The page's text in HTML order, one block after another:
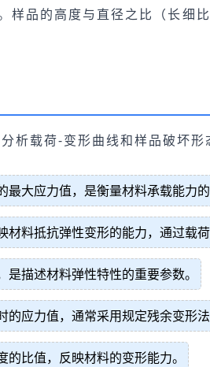
品的高度与直径之比（长细
析载荷-变形曲线和样品破坏
大应力值，是衡量材料承载能力
料抵抗弹性变形的能力，通过载
描述材料弹性特性的重要参数。
应力值，通常采用规定残余变形法
比值，反映材料的变形能力。